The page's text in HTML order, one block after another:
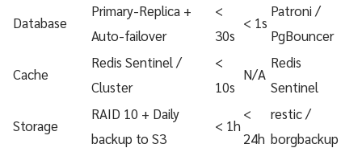
Database
Primary-Replica +
Auto-failover
<
30s
< 1s
Patroni /
PgBouncer
Cache
Redis Sentinel /
Cluster
<
10s
N/A
Redis
Sentinel
Storage
RAID 10 + Daily
backup to S3
< 1h
<
24h
restic /
borgbackup